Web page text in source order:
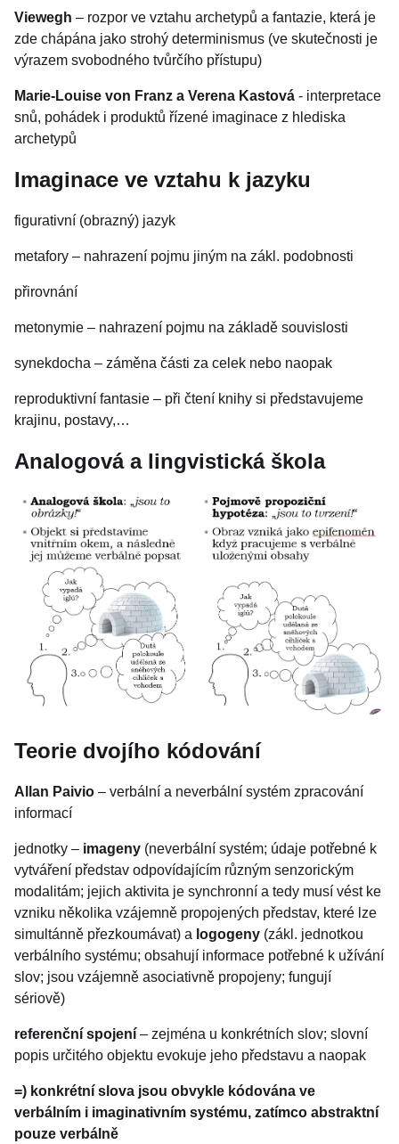
Viewegh – rozpor ve vztahu archetypů a fantazie, která je
zde chápána jako strohý determinismus (ve skutečnosti je
výrazem svobodného tvůrčího přístupu)
Marie-Louise von Franz a Verena Kastová - interpretace
snů, pohádek i produktů řízené imaginace z hlediska
archetypů
Imaginace ve vztahu k jazyku
figurativní (obrazný) jazyk
metafory – nahrazení pojmu jiným na zákl. podobnosti
přirovnání
metonymie – nahrazení pojmu na základě souvislosti
synekdocha – záměna části za celek nebo naopak
reproduktivní fantasie – při čtení knihy si představujeme
krajinu, postavy,…
Analogová a lingvistická škola
Teorie dvojího kódování
Allan Paivio – verbální a neverbální systém zpracování
informací
jednotky – imageny (neverbální systém; údaje potřebné k
vytváření představ odpovídajícím různým senzorickým
modalitám; jejich aktivita je synchronní a tedy musí vést ke
vzniku několika vzájemně propojených představ, které lze
simultánně přezkoumávat) a logogeny (zákl. jednotkou
verbálního systému; obsahují informace potřebné k užívání
slov; jsou vzájemně asociativně propojeny; fungují
sériově)
referenční spojení – zejména u konkrétních slov; slovní
popis určitého objektu evokuje jeho představu a naopak
=) konkrétní slova jsou obvykle kódována ve
verbálním i imaginativním systému, zatímco abstraktní
pouze verbálně